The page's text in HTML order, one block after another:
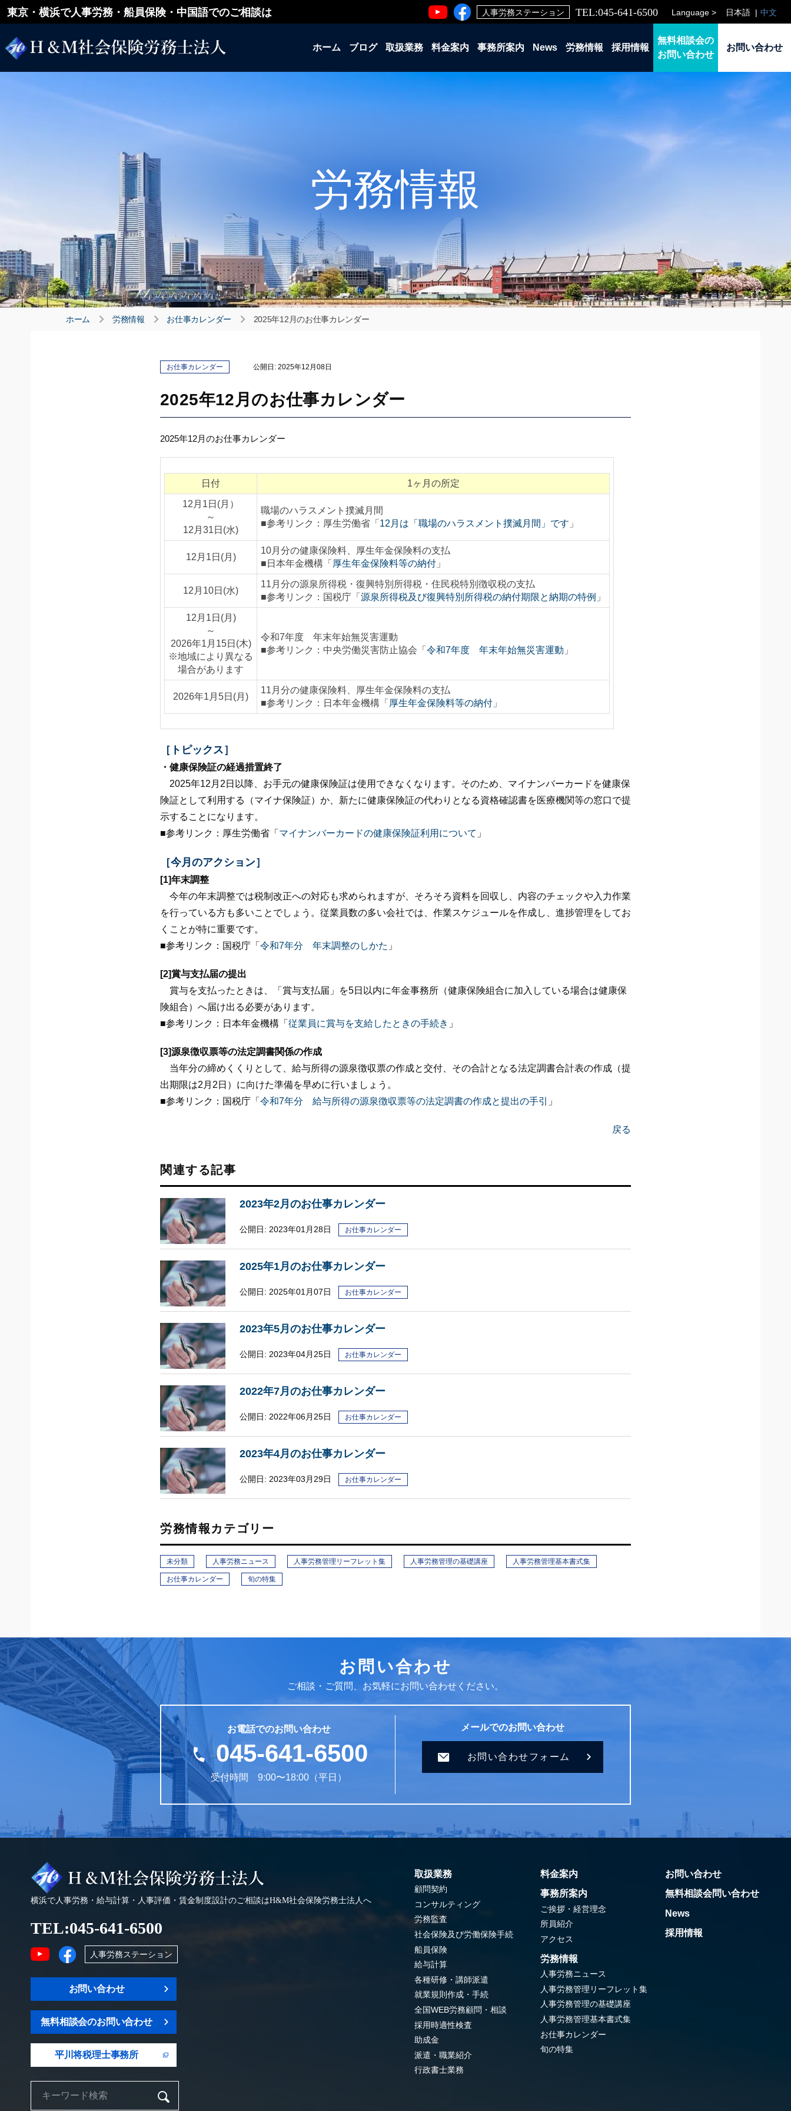
東京・横浜で人事労務・船員保険・中国語でのご相談は 人事労務ステーション TEL:045-641-6500 Language > 日本語 中文
ホーム ブログ 取扱業務 料金案内 事務所案内 News 労務情報 採用情報
無料相談会の
お問い合わせ
お問い合わせ
労務情報
ホーム 労務情報 お仕事カレンダー 2025年12月のお仕事カレンダー
お仕事カレンダー 公開日: 2025年12月08日
2025年12月のお仕事カレンダー
2025年12月のお仕事カレンダー
日付 1ヶ月の所定
12月1日(月）
～
12月31日(水)
職場のハラスメント撲滅月間
■参考リンク：厚生労働省「 12月は「職場のハラスメント撲滅月間」です 」
12月1日(月)
10月分の健康保険料、厚生年金保険料の支払
■日本年金機構「 厚生年金保険料等の納付 」
12月10日(水)
11月分の源泉所得税・復興特別所得税・住民税特別徴収税の支払
■参考リンク：国税庁「 源泉所得税及び復興特別所得税の納付期限と納期の特例 」
12月1日(月)
～
2026年1月15日(木)
※地域により異なる
場合があります
令和7年度 年末年始無災害運動
■参考リンク：中央労働災害防止協会「 令和7年度 年末年始無災害運動 」
2026年1月5日(月)
11月分の健康保険料、厚生年金保険料の支払
■参考リンク：日本年金機構「 厚生年金保険料等の納付 」
［トピックス］
・健康保険証の経過措置終了
2025年12月2日以降、お手元の健康保険証は使用できなくなります。そのため、マイナンバーカードを健康保
険証として利用する（マイナ保険証）か、新たに健康保険証の代わりとなる資格確認書を医療機関等の窓口で提
示することになります。
■参考リンク：厚生労働省「 マイナンバーカードの健康保険証利用について 」
［今月のアクション］
[1]年末調整
今年の年末調整では税制改正への対応も求められますが、そろそろ資料を回収し、内容のチェックや入力作業
を行っている方も多いことでしょう。従業員数の多い会社では、作業スケジュールを作成し、進捗管理をしてお
くことが特に重要です。
■参考リンク：国税庁「 令和7年分 年末調整のしかた 」
[2]賞与支払届の提出
賞与を支払ったときは、「賞与支払届」を5日以内に年金事務所（健康保険組合に加入している場合は健康保
険組合）へ届け出る必要があります。
■参考リンク：日本年金機構「 従業員に賞与を支給したときの手続き 」
[3]源泉徴収票等の法定調書関係の作成
当年分の締めくくりとして、給与所得の源泉徴収票の作成と交付、その合計となる法定調書合計表の作成（提
出期限は2月2日）に向けた準備を早めに行いましょう。
■参考リンク：国税庁「 令和7年分 給与所得の源泉徴収票等の法定調書の作成と提出の手引 」
戻る
関連する記事
2023年2月のお仕事カレンダー
公開日: 2023年01月28日 お仕事カレンダー
2025年1月のお仕事カレンダー
公開日: 2025年01月07日 お仕事カレンダー
2023年5月のお仕事カレンダー
公開日: 2023年04月25日 お仕事カレンダー
2022年7月のお仕事カレンダー
公開日: 2022年06月25日 お仕事カレンダー
2023年4月のお仕事カレンダー
公開日: 2023年03月29日 お仕事カレンダー
労務情報カテゴリー
未分類 人事労務ニュース 人事労務管理リーフレット集 人事労務管理の基礎講座 人事労務管理基本書式集
お仕事カレンダー 旬の特集
お問い合わせ
ご相談・ご質問、お気軽にお問い合わせください。
お電話でのお問い合わせ
045-641-6500
受付時間 9:00〜18:00（平日）
メールでのお問い合わせ
お問い合わせフォーム
横浜で人事労務・給与計算・人事評価・賃金制度設計のご相談はH&M社会保険労務士法人へ
TEL:045-641-6500
人事労務ステーション
お問い合わせ
無料相談会のお問い合わせ
平川将税理士事務所
取扱業務
顧問契約
コンサルティング
労務監査
社会保険及び労働保険手続
船員保険
給与計算
各種研修・講師派遣
就業規則作成・手続
全国WEB労務顧問・相談
採用時適性検査
助成金
派遣・職業紹介
行政書士業務
料金案内
事務所案内
ご挨拶・経営理念
所員紹介
アクセス
労務情報
人事労務ニュース
人事労務管理リーフレット集
人事労務管理の基礎講座
人事労務管理基本書式集
お仕事カレンダー
旬の特集
お問い合わせ
無料相談会問い合わせ
News
採用情報